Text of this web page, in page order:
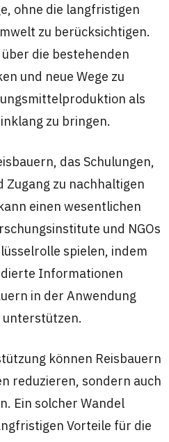
ohne die langfristigen
zu berücksichtigen.
die bestehenden
und neue Wege zu
als
zu bringen.
das Schulungen,
zu nachhaltigen
einen wesentlichen
und NGOs
spielen, indem
Informationen
in der Anwendung
unterstützen.
können Reisbauern
reduzieren, sondern auch
Ein solcher Wandel
Vorteile für die